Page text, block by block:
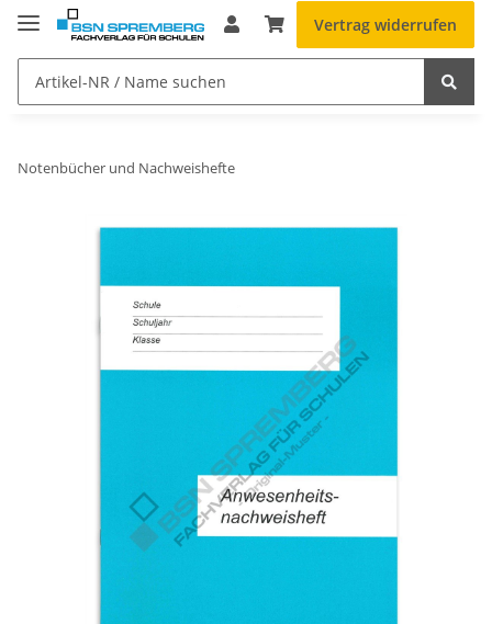
Vertrag widerrufen
Notenbücher und Nachweishefte